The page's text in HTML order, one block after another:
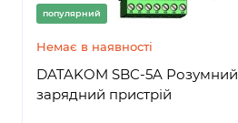
популярний
Немає в наявності
DATAKOM SBC-5A Розумний
зарядний пристрій